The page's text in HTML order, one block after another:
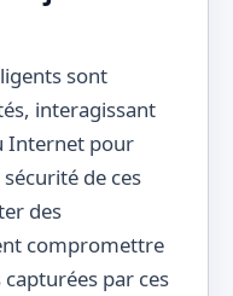
sont
interagissant
Internet pour
de ces
des
compromettre
par ces